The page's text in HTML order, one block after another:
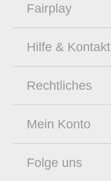
Fairplay
Hilfe & Kontakt
Rechtliches
Mein Konto
Folge uns